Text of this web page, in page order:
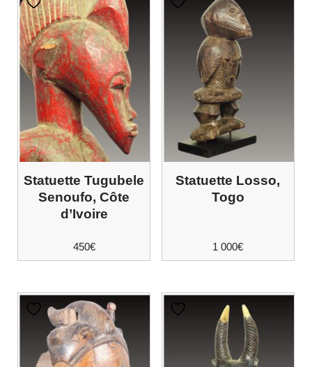
Statuette Tugubele
Senoufo, Côte
d’Ivoire
450€
Statuette Losso,
Togo
1 000€